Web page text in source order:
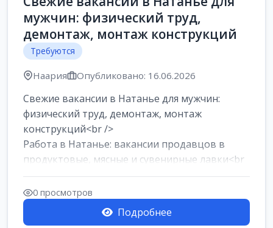
мужчин: физический труд,
демонтаж, монтаж конструкций
Требуются
Наария Опубликовано: 16.06.2026
Свежие вакансии в Натанье для мужчин:
физический труд, демонтаж, монтаж
конструкций<br />
Работа в Натанье: вакансии продавцов в
продуктовые, мясные и сувенирные лавки<br
/>
Разнорабочий на сборку м...
0 просмотров
Подробнее